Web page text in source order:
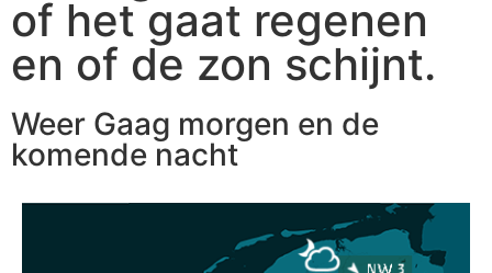
of het gaat regenen
en of de zon schijnt.
Weer Gaag morgen en de
komende nacht